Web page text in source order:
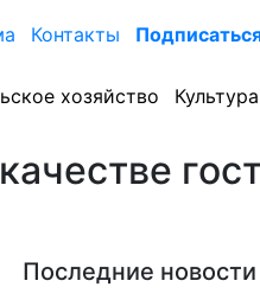
Контакты
хозяйство Культура
Последние новости